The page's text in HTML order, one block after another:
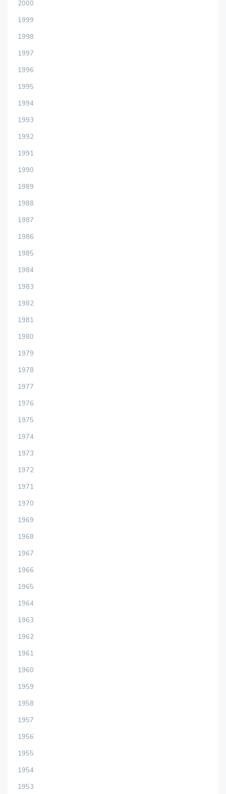
2000
1999
1998
1997
1996
1995
1994
1993
1992
1991
1990
1989
1988
1987
1986
1985
1984
1983
1982
1981
1980
1979
1978
1977
1976
1975
1974
1973
1972
1971
1970
1969
1968
1967
1966
1965
1964
1963
1962
1961
1960
1959
1958
1957
1956
1955
1954
1953